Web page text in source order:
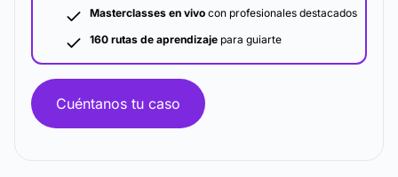
Masterclasses en vivo con profesionales destacados
160 rutas de aprendizaje para guiarte
Cuéntanos tu caso